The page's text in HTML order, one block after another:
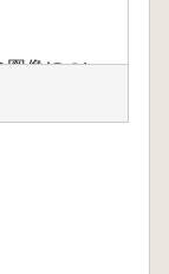
図像につい
昌明
～唐時代